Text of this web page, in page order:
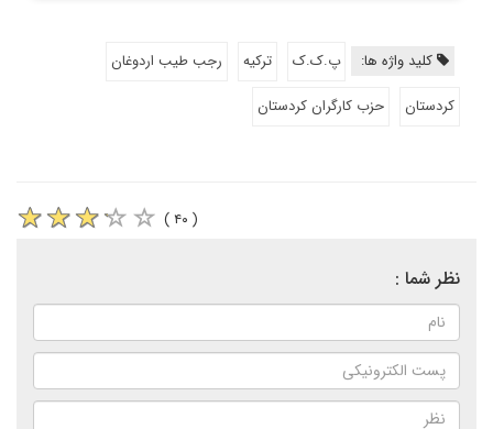
کلید واژه ها: پ.ک.ک ترکیه
رجب طیب اردوغان
کردستان
حزب کارگران کردستان
( ۴۰ )
نظر شما :